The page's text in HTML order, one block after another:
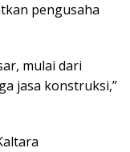
pengusaha
mulai dari
jasa konstruksi,”